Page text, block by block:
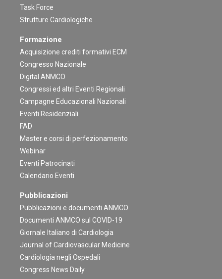
Task Force
Strutture Cardiologiche
Formazione
Acquisizione crediti formativi ECM
Congresso Nazionale
Digital ANMCO
Congressi ed altri Eventi Regionali
Campagne Educazionali Nazionali
Eventi Residenziali
FAD
Master e corsi di perfezionamento
Webinar
Eventi Patrocinati
Calendario Eventi
Pubblicazioni
Pubblicazioni e documenti ANMCO
Documenti ANMCO sul COVID-19
Giornale Italiano di Cardiologia
Journal of Cardiovascular Medicine
Cardiologia negli Ospedali
Congress News Daily